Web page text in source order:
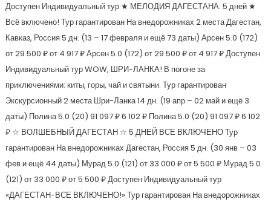
Доступен Индивидуальный тур ★ МЕЛОДИЯ ДАГЕСТАНА: 5 дней ★
Всё включено! Тур гарантирован На внедорожниках 2 места Дагестан,
Кавказ, Россия5 дн. (13 – 17 февраля и ещё 73 даты) Арсен 5.0 (172)
от 29 500 ₽от 4 917 ₽Арсен 5.0 (172) от 29 500 ₽от 4 917 ₽Доступен
Индивидуальный турWOW, ШРИ-ЛАНКА! В погоне за
приключениями: киты, горы, чай и святыни. Тур гарантирован
Экскурсионный 2 места Шри-Ланка14 дн. (19 апр – 02 май и ещё 3
даты) Полина 5.0 (20) 91 097 ₽6 102 ₽ Полина 5.0 (20) 91 097 ₽6 102
₽ ☆ ВОЛШЕБНЫЙ ДАГЕСТАН ☆ 5 ДНЕЙ ВСЕ ВКЛЮЧЕНО Тур
гарантирован На внедорожниках Дагестан, Россия5 дн. (30 янв – 03
фев и ещё 44 даты) Мурад 5.0 (121) от 33 000 ₽от 5 500 ₽ Мурад 5.0
(121) от 33 000 ₽от 5 500 ₽Доступен Индивидуальный тур
«ДАГЕСТАН-ВСЕ ВКЛЮЧЕНО!» Тур гарантирован На внедорожниках